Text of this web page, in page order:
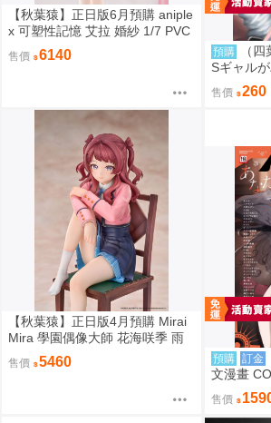
【秋葉猿】正日版6月預購 aniple
x 可塑性記憶 艾拉 婚紗 1/7 PVC
完成品
售價 6140 預購
（
Sギャル
もななせ
售價 260
【秋葉猿】正日版4月預購 Mirai
Mira 學園偶像大師 花海咲季 雨
後鳶尾花 特訓前 1/7 PVC 完成品
售價 5460 預購 訂金
文漫畫
6 特典：
售價